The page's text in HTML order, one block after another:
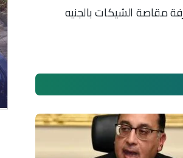
10.191 مليون عملية عبر غرفة مقاصة الشيكات بالجنيه